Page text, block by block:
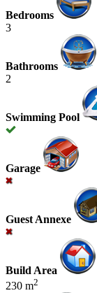
Bedrooms
3
Bathrooms
2
Swimming Pool
Garage
Guest Annexe
Build Area
230 m2